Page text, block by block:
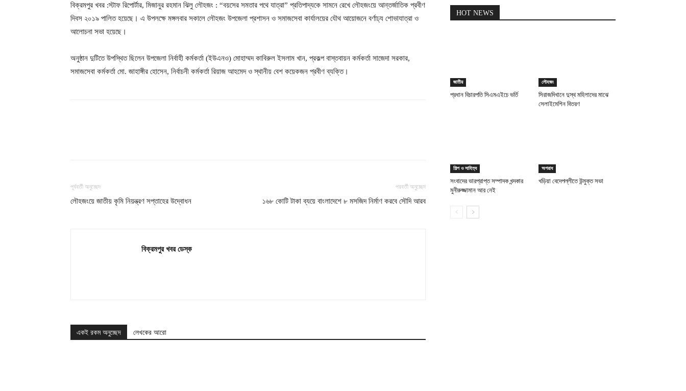
বিক্রমপুর খবর :স্টাফ রিপোর্টার, মিজানুর রহমান ঝিলু লৌহজং : “বয়সের সমতার পথে যাত্রা” প্রতিপাদ্যকে সামনে রেখে লৌহজংয়ে আন্তর্জাতিক প্রবীণ
দিবস ২০১৯ পালিত হয়েছে। এ উপলক্ষে মঙ্গলবার সকালে লৌহজং উপজেলা প্রশাসন ও সমাজসেবা কার্যালয়ের যৌথ আয়োজনে বর্ণাঢ্য শোভাযাত্রা ও
আলোচনা সভা হয়েছে।
অনুষ্ঠান দুটিতে উপস্থিত ছিলেন উপজেলা নির্বাহী কর্মকর্তা (ইউএনও) মোহাম্মদ কাবিরুল ইসলাম খান, প্রকল্প বাস্তবায়ন কর্মকর্তা সাজেদা সরকার,
সমাজসেবা কর্মকর্তা মো. জাহাঙ্গীর হোসেন, নির্বাচনী কর্মকর্তা রিয়াজ আহমেদ ও স্থানীয় বেশ কয়েকজন প্রবীণ ব্যক্তি।
পূর্ববর্তী অনুচ্ছেদ
লৌহজংয়ে জাতীয় কৃমি নিয়ন্ত্রণ সপ্তাহের উদ্বোধন
পরবর্তী অনুচ্ছেদ
১৬৮ কোটি টাকা ব্যয়ে বাংলাদেশে ৮ মসজিদ নির্মাণ করবে সৌদি আরব
বিক্রমপুর খবর ডেস্ক
একই রকম অনুচ্ছেদ লেখকের আরো
HOT NEWS
জাতীয়
প্রধান বিচারপতি সিএমএইচে ভর্তি
লৌহজং
সিরাজদিখানে দুস্থ মহিলাদের মাঝে
সেলাইমেশিন বিতরণ
শিল্প ও সাহিত্য
সংবাদের ভারপ্রাপ্ত সম্পাদক খন্দকার
মুনীরুজ্জামান আর নেই
অপরাধ
খড়িয়া বেদেপল্লীতে উন্মুক্ত সভা